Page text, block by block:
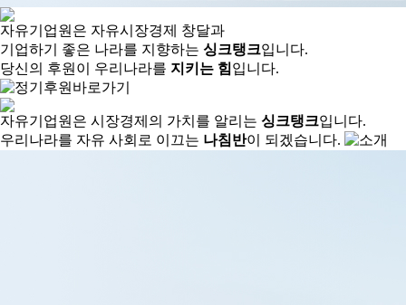
자유기업원은 자유시장경제 창달과
기업하기 좋은 나라를 지향하는 싱크탱크입니다.
당신의 후원이 우리나라를 지키는 힘입니다.
자유기업원은 시장경제의 가치를 알리는 싱크탱크입니다.
우리나라를 자유 사회로 이끄는 나침반이 되겠습니다.